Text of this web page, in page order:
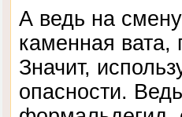
А ведь на
каменная вата,
Значит,
опасности.